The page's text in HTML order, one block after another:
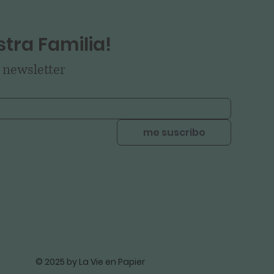
Familia!
me suscribo
© 2025 by La Vie en Papier